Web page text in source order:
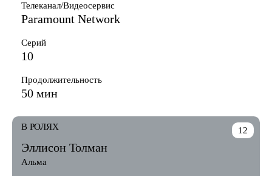
Телеканал/Видеосервис
Paramount Network
Серий
10
Продолжительность
50 мин
12
В РОЛЯХ
Эллисон Толман
Альма